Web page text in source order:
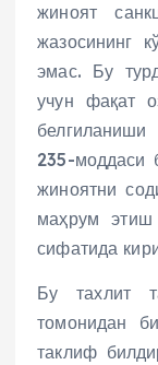
жиноят
жазосининг
эмас. Бу
учун фақат
235-моддаси
жиноятни
маҳрум
сифатида
Бу тахлит
томонидан
таклиф